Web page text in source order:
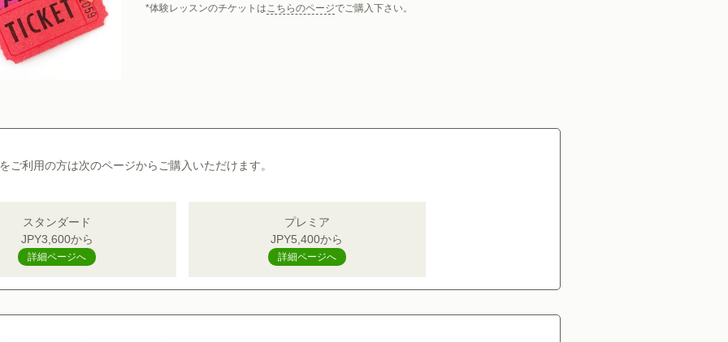
体験レッスンのチケットはこちらのページでご購入下さい。
ご利用の方は次のページからご購入いただけます。
スタンダード
JPY3,600から
詳細ページへ
プレミア
JPY5,400から
詳細ページへ